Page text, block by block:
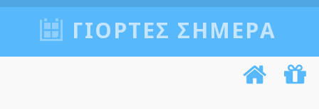
ΓΙΟΡΤΈΣ ΣΉΜΕΡΑ